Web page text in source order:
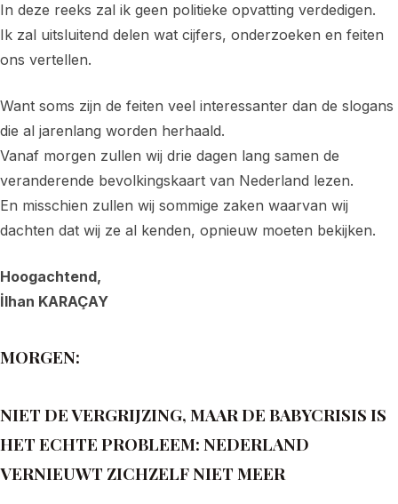
In deze reeks zal ik geen politieke opvatting verdedigen.
Ik zal uitsluitend delen wat cijfers, onderzoeken en feiten
ons vertellen.
Want soms zijn de feiten veel interessanter dan de slogans
die al jarenlang worden herhaald.
Vanaf morgen zullen wij drie dagen lang samen de
veranderende bevolkingskaart van Nederland lezen.
En misschien zullen wij sommige zaken waarvan wij
dachten dat wij ze al kenden, opnieuw moeten bekijken.
Hoogachtend,
İlhan KARAÇAY
MORGEN:
NIET DE VERGRIJZING, MAAR DE BABYCRISIS IS
HET ECHTE PROBLEEM: NEDERLAND
VERNIEUWT ZICHZELF NIET MEER